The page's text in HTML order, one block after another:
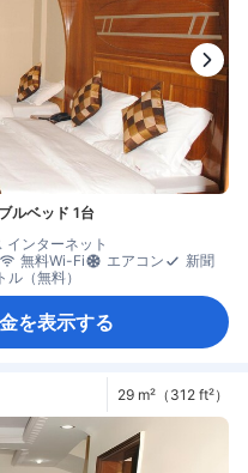
ルベッド 1台
インターネット
無料Wi-Fi エアコン
新聞
ル（無料）
を表示する
29 m²（312 ft²）